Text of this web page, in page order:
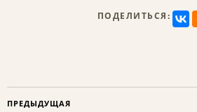
ПОДЕЛИТЬСЯ:
ПРЕДЫДУЩАЯ